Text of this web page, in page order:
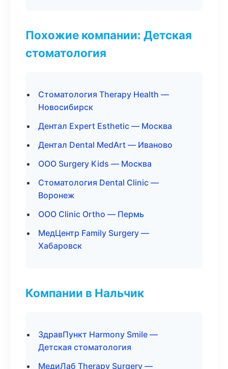
Похожие компании: Детская
стоматология
Стоматология Therapy Health —
Новосибирск
Дентал Expert Esthetic — Москва
Дентал Dental MedArt — Иваново
ООО Surgery Kids — Москва
Стоматология Dental Clinic —
Воронеж
ООО Clinic Ortho — Пермь
МедЦентр Family Surgery —
Хабаровск
Компании в Нальчик
ЗдравПункт Harmony Smile —
Детская стоматология
МедиЛаб Therapy Surgery —